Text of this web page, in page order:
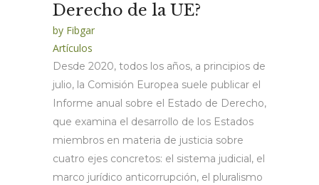
Derecho de la UE?
by Fibgar
Artículos
Desde 2020, todos los años, a principios de
julio, la Comisión Europea suele publicar el
Informe anual sobre el Estado de Derecho,
que examina el desarrollo de los Estados
miembros en materia de justicia sobre
cuatro ejes concretos: el sistema judicial, el
marco jurídico anticorrupción, el pluralismo